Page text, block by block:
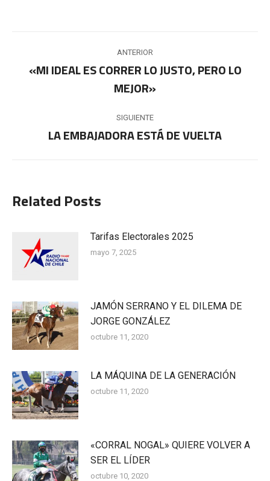
entre
publicaciones
ANTERIOR
Publicación
anterior:
«MI IDEAL ES CORRER LO JUSTO, PERO LO
MEJOR»
SIGUIENTE
Publicación
LA EMBAJADORA ESTÁ DE VUELTA
Related Posts
Tarifas Electorales 2025
mayo 7, 2025
JAMÓN SERRANO Y EL DILEMA DE
JORGE GONZÁLEZ
octubre 11, 2020
LA MÁQUINA DE LA GENERACIÓN
octubre 11, 2020
«CORRAL NOGAL» QUIERE VOLVER A
SER EL LÍDER
octubre 10, 2020